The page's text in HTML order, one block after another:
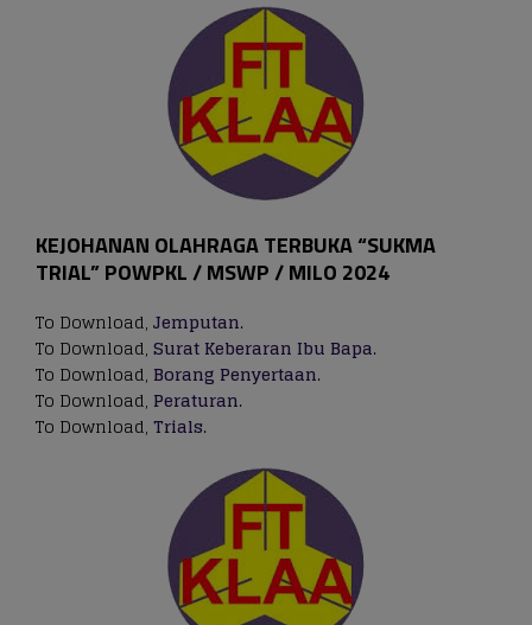
KEJOHANAN OLAHRAGA TERBUKA “SUKMA
TRIAL” POWPKL / MSWP / MILO 2024
To Download, Jemputan.
To Download, Surat Keberaran Ibu Bapa.
To Download, Borang Penyertaan.
To Download, Peraturan.
To Download, Trials.